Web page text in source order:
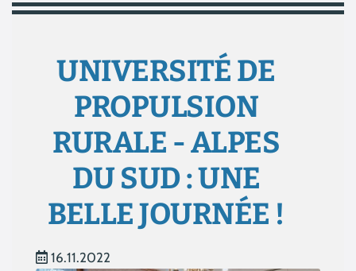
UNIVERSITÉ DE
PROPULSION
RURALE - ALPES
DU SUD : UNE
BELLE JOURNÉE !
16.11.2022